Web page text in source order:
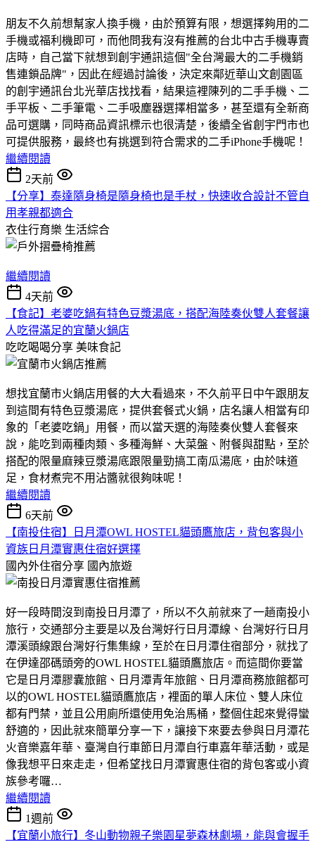
朋友不久前想幫家人換手機，由於預算有限，想選擇夠用的二
手機或福利機即可，而他問我有沒有推薦的台北中古手機專賣
店時，自己當下就想到創宇通訊這個"全台灣最大的二手機銷
售連鎖品牌"，因此在經過討論後，決定來鄰近華山文創園區
的創宇通訊台北光華店找找看，結果這裡陳列的二手手機、二
手平板、二手筆電、二手吸塵器選擇相當多，甚至還有全新商
品可選購，同時商品資訊標示也很清楚，後續全省創宇門市也
可提供服務，最終也有挑選到符合需求的二手iPhone手機呢！
繼續閱讀
2天前
【分享】泰達隨身椅是隨身椅也是手杖，快速收合設計不管自
用孝親都適合
衣住行育樂 生活綜合
繼續閱讀
4天前
【食記】老婆吃鍋有特色豆漿湯底，搭配海陸奏伙雙人套餐讓
人吃得滿足的宜蘭火鍋店
吃吃喝喝分享 美味食記
想找宜蘭市火鍋店用餐的大大看過來，不久前平日中午跟朋友
到這間有特色豆漿湯底，提供套餐式火鍋，店名讓人相當有印
象的「老婆吃鍋」用餐，而以當天選的海陸奏伙雙人套餐來
說，能吃到兩種肉類、多種海鮮、大菜盤、附餐與甜點，至於
搭配的限量麻辣豆漿湯底跟限量勁搞工南瓜湯底，由於味道
足，食材煮完不用沾醬就很夠味呢！
繼續閱讀
6天前
【南投住宿】日月潭OWL HOSTEL貓頭鷹旅店，背包客與小
資族日月潭實惠住宿好選擇
國內外住宿分享 國內旅遊
好一段時間沒到南投日月潭了，所以不久前就來了一趟南投小
旅行，交通部分主要是以及台灣好行日月潭線、台灣好行日月
潭溪頭線跟台灣好行集集線，至於在日月潭住宿部分，就找了
在伊達邵碼頭旁的OWL HOSTEL貓頭鷹旅店。而這間你要當
它是日月潭膠囊旅館、日月潭青年旅館、日月潭商務旅館都可
以的OWL HOSTEL貓頭鷹旅店，裡面的單人床位、雙人床位
都有門禁，並且公用廁所還使用免治馬桶，整個住起來覺得蠻
舒適的，因此就來簡單分享一下，讓接下來要去參與日月潭花
火音樂嘉年華、臺灣自行車節日月潭自行車嘉年華活動，或是
像我想平日來走走，但希望找日月潭實惠住宿的背包客或小資
族參考囉…
繼續閱讀
1週前
【宜蘭小旅行】冬山動物親子樂園星夢森林劇場，能與會握手